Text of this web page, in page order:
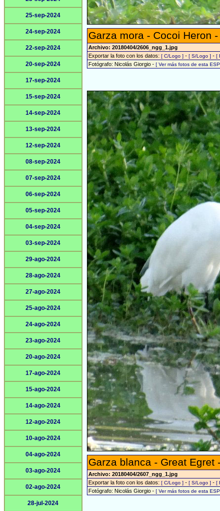
25-sep-2024
24-sep-2024
22-sep-2024
20-sep-2024
17-sep-2024
15-sep-2024
14-sep-2024
13-sep-2024
12-sep-2024
08-sep-2024
07-sep-2024
06-sep-2024
05-sep-2024
04-sep-2024
03-sep-2024
29-ago-2024
28-ago-2024
27-ago-2024
25-ago-2024
24-ago-2024
23-ago-2024
20-ago-2024
17-ago-2024
15-ago-2024
14-ago-2024
12-ago-2024
10-ago-2024
04-ago-2024
03-ago-2024
02-ago-2024
28-jul-2024
Garza mora - Cocoi Heron
Archivo: 20180404/2606_ngg_1.jpg
Exportar la foto con los datos: [ C/Logo ] - [ S/Logo ] - [
Fotógrafo: Nicolás Giorgio - [ Ver más fotos de esta
Garza blanca - Great Egret
Archivo: 20180404/2607_ngg_1.jpg
Exportar la foto con los datos: [ C/Logo ] - [ S/Logo ] - [
Fotógrafo: Nicolás Giorgio - [ Ver más fotos de esta